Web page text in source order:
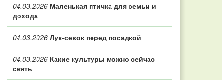
04.03.2026 Маленькая птичка для семьи и
дохода
04.03.2026 Лук-севок перед посадкой
04.03.2026 Какие культуры можно сейчас
сеять